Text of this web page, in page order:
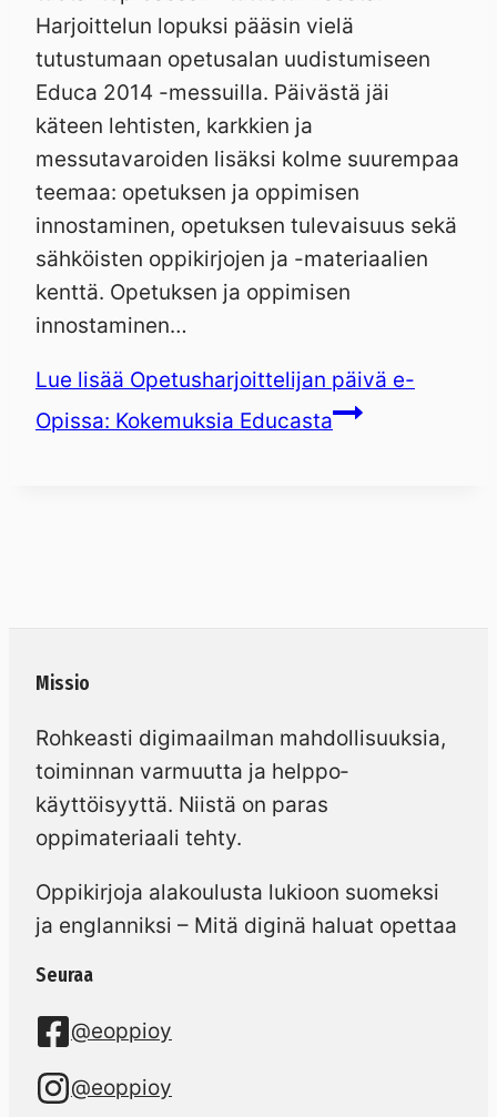
Harjoittelun lopuksi pääsin vielä
tutustumaan opetusalan uudistumiseen
Educa 2014 -messuilla. Päivästä jäi
käteen lehtisten, karkkien ja
messutavaroiden lisäksi kolme suurempaa
teemaa: opetuksen ja oppimisen
innostaminen, opetuksen tulevaisuus sekä
sähköisten oppikirjojen ja -materiaalien
kenttä. Opetuksen ja oppimisen
innostaminen…
Lue lisää Opetusharjoittelijan päivä e-
Opissa: Kokemuksia Educasta
Missio
Rohkeasti digimaailman mahdollisuuksia,
toiminnan varmuutta ja helppo­
käyttöisyyttä. Niistä on paras
oppimateriaali tehty.
Oppikirjoja alakoulusta lukioon suomeksi
ja englanniksi – Mitä diginä haluat opettaa
Seuraa
@eoppioy
@eoppioy